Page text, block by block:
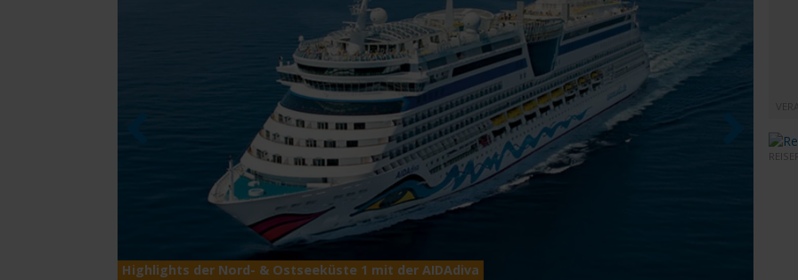
Highlights der Nord- & Ostseeküste 1 mit der AIDAdiva